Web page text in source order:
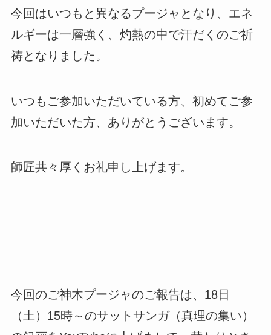
今回はいつもと異なるプージャとなり、エネ
ルギーは一層強く、灼熱の中で汗だくのご祈
祷となりました。
いつもご参加いただいている方、初めてご参
加いただいた方、ありがとうございます。
師匠共々厚くお礼申し上げます。
今回のご神木プージャのご報告は、18日
（土）15時～のサットサンガ（真理の集い）